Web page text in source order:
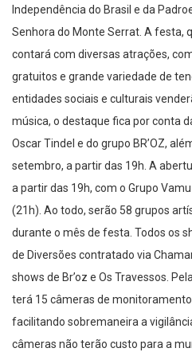
Independência do Brasil e da
Senhora do Monte Serrat. A festa,
contará com diversas atrações,
gratuitos e grande variedade de
entidades sociais e culturais
música, o destaque fica por conta
Oscar Tindel e do grupo BR’OZ,
setembro, a partir das 19h. A
a partir das 19h, com o Grupo
(21h). Ao todo, serão 58 grupos
durante o mês de festa. Todos os
de Diversões contratado via
shows de Br’oz e Os Travessos.
terá 15 câmeras de
facilitando sobremaneira a
câmeras não terão custo para a